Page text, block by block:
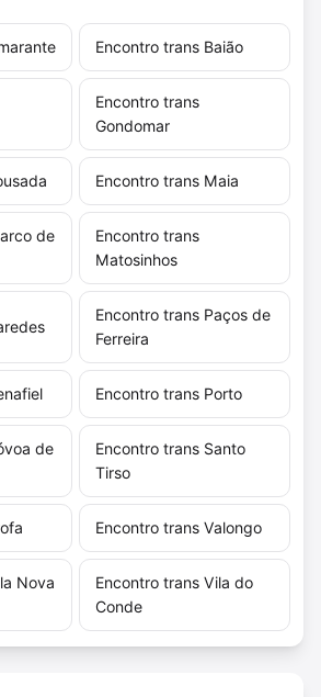
Encontro trans Baião
Encontro trans
Gondomar
Encontro trans Maia
de
Encontro trans
Matosinhos
Encontro trans Paços de
Ferreira
Encontro trans Porto
de
Encontro trans Santo
Tirso
Encontro trans Valongo
Nova
Encontro trans Vila do
Conde